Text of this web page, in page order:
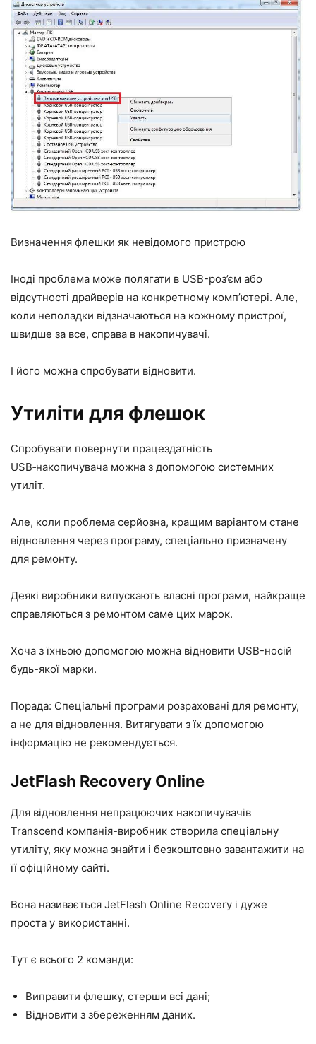
Визначення флешки як невідомого пристрою
Іноді проблема може полягати в USB-роз’єм або
відсутності драйверів на конкретному комп’ютері. Але,
коли неполадки відзначаються на кожному пристрої,
швидше за все, справа в накопичувачі.
І його можна спробувати відновити.
Утиліти для флешок
Спробувати повернути працездатність
USB‑накопичувача можна з допомогою системних
утиліт.
Але, коли проблема серйозна, кращим варіантом стане
відновлення через програму, спеціально призначену
для ремонту.
Деякі виробники випускають власні програми, найкраще
справляються з ремонтом саме цих марок.
Хоча з їхньою допомогою можна відновити USB-носій
будь-якої марки.
Порада: Спеціальні програми розраховані для ремонту,
а не для відновлення. Витягувати з їх допомогою
інформацію не рекомендується.
JetFlash Recovery Online
Для відновлення непрацюючих накопичувачів
Transcend компанія-виробник створила спеціальну
утиліту, яку можна знайти і безкоштовно завантажити на
її офіційному сайті.
Вона називається JetFlash Online Recovery і дуже
проста у використанні.
Тут є всього 2 команди:
Виправити флешку, стерши всі дані;
Відновити з збереженням даних.